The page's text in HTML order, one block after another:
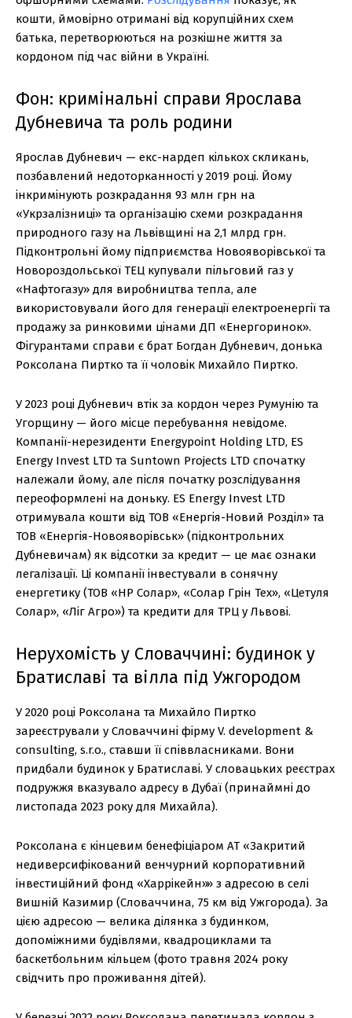
кошти, ймовірно отримані від корупційних схем
батька, перетворюються на розкішне життя за
кордоном під час війни в Україні.
Фон: кримінальні справи Ярослава
Дубневича та роль родини
Ярослав Дубневич — екс-нардеп кількох скликань,
позбавлений недоторканності у 2019 році. Йому
інкримінують розкрадання 93 млн грн на
«Укрзалізниці» та організацію схеми розкрадання
природного газу на Львівщині на 2,1 млрд грн.
Підконтрольні йому підприємства Новояворівської та
Новороздольської ТЕЦ купували пільговий газ у
«Нафтогазу» для виробництва тепла, але
використовували його для генерації електроенергії та
продажу за ринковими цінами ДП «Енергоринок».
Фігурантами справи є брат Богдан Дубневич, донька
Роксолана Пиртко та її чоловік Михайло Пиртко.
У 2023 році Дубневич втік за кордон через Румунію та
Угорщину — його місце перебування невідоме.
Компанії-нерезиденти Energypoint Holding LTD, ES
Energy Invest LTD та Suntown Projects LTD спочатку
належали йому, але після початку розслідування
переоформлені на доньку. ES Energy Invest LTD
отримувала кошти від ТОВ «Енергія-Новий Розділ» та
ТОВ «Енергія-Новояворівськ» (підконтрольних
Дубневичам) як відсотки за кредит — це має ознаки
легалізації. Ці компанії інвестували в сонячну
енергетику (ТОВ «НР Солар», «Солар Грін Тех», «Цетуля
Солар», «Ліг Агро») та кредити для ТРЦ у Львові.
Нерухомість у Словаччині: будинок у
Братиславі та вілла під Ужгородом
У 2020 році Роксолана та Михайло Пиртко
зареєстрували у Словаччині фірму V. development &
consulting, s.r.o., ставши її співвласниками. Вони
придбали будинок у Братиславі. У словацьких реєстрах
подружжя вказувало адресу в Дубаї (принаймні до
листопада 2023 року для Михайла).
Роксолана є кінцевим бенефіціаром АТ «Закритий
недиверсифікований венчурний корпоративний
інвестиційний фонд «Харрікейн»» з адресою в селі
Вишній Казимир (Словаччина, 75 км від Ужгорода). За
цією адресою — велика ділянка з будинком,
допоміжними будівлями, квадроциклами та
баскетбольним кільцем (фото травня 2024 року
свідчить про проживання дітей).